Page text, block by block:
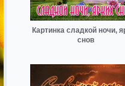
Картинка сладкой ночи,
снов